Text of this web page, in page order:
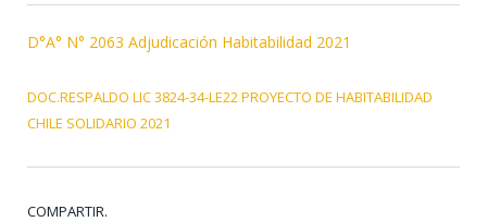
D°A° N° 2063 Adjudicación Habitabilidad 2021
DOC.RESPALDO LIC 3824-34-LE22 PROYECTO DE HABITABILIDAD
CHILE SOLIDARIO 2021
COMPARTIR.